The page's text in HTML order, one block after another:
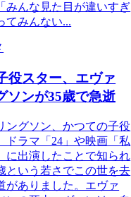
みんな見た目が違いすぎ
てみんない...
役スター、エヴァ
ソンが35歳で急逝
ングソン、かつての子役
ドラマ「24」や映画「私
に出演したことで知られ
という若さでこの世を去
がありました。エヴァ